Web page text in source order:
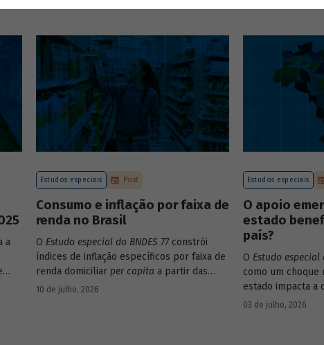
a
Estudos especiais Post
Consumo e inflação por faixa de
renda no Brasil
O Estudo especial do BNDES 77constrói
índices de inflação específicos por faixa de
renda domiciliar per capita a partir das
estruturas de consumo da POF 2017-2018
10 de julho, 2026
Estudos especiais
O apoio
estado
país?
O Estudo especial
como um choque
estado impacta a
país, usando
03 de julho, 2026